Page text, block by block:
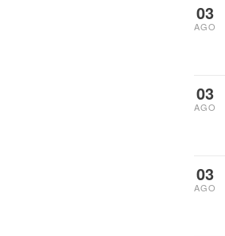
03
AGO
03
AGO
03
AGO